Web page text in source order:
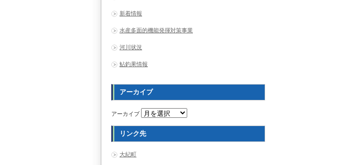
新着情報
水産多面的機能発揮対策事業
河川状況
鮎釣果情報
アーカイブ
アーカイブ
リンク先
大紀町